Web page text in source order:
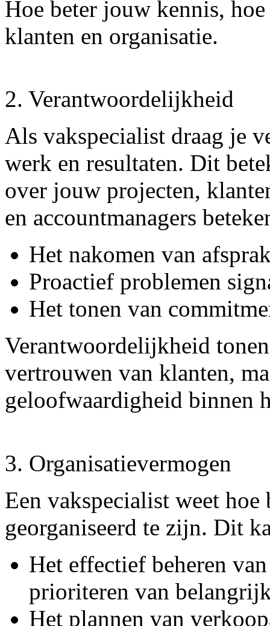
Hoe beter jouw kennis,
klanten en organisatie.
2. Verantwoordelijkheid
Als vakspecialist draag je
werk en resultaten. Dit
over jouw projecten,
en accountmanagers
Het nakomen van
Proactief problemen
Het tonen van
Verantwoordelijkheid
vertrouwen van klanten,
geloofwaardigheid binnen
3. Organisatievermogen
Een vakspecialist weet
georganiseerd te zijn. Dit
Het effectief beheren
prioriteren van
Het plannen van